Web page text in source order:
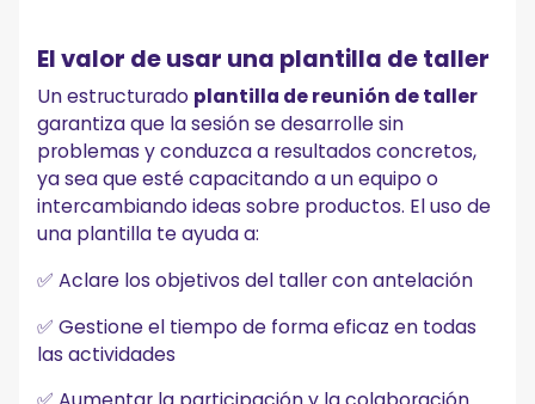
El valor de usar una plantilla de taller
Un estructurado plantilla de reunión de taller
garantiza que la sesión se desarrolle sin
problemas y conduzca a resultados concretos,
ya sea que esté capacitando a un equipo o
intercambiando ideas sobre productos. El uso de
una plantilla te ayuda a:
✅ Aclare los objetivos del taller con antelación
✅ Gestione el tiempo de forma eficaz en todas
las actividades